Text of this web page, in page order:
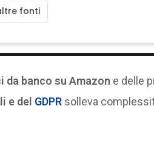
fonti
da banco su Amazon e delle
e del GDPRsolleva